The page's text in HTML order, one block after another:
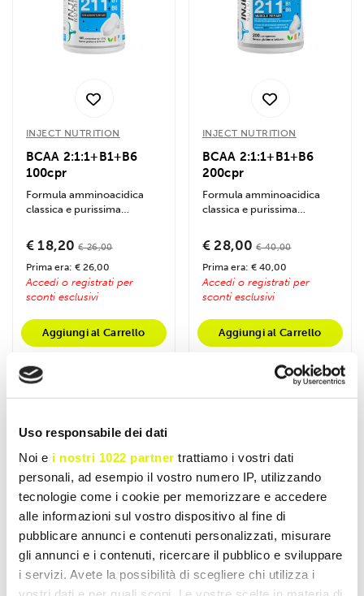
Uso responsabile dei dati
Noi e i nostri 1022 partner trattiamo i vostri dati
personali, ad esempio il vostro numero IP, utilizzando
tecnologie come i cookie per memorizzare e accedere
alle informazioni sul vostro dispositivo al fine di
pubblicare annunci e contenuti personalizzati, misurare
gli annunci e i contenuti, ricercare il pubblico e sviluppare
i servizi. Avete la possibilità di scegliere chi utilizza i
INJECT NUTRITION
BCAA 2:1:1+B1+B6
100cpr
Formula amminoacidica
classica e purissima
e B6. Sostiene la...
€ 18,20 € 26,00
Prima era: € 26,00
Accedi o registrati per
sconti esclusivi
Aggiungi al Carrello
INJECT NUTRITION
BCAA 2:1:1+B1+B6
200cpr
Formula amminoacidica
classica e purissima
e B6 in formato...
€ 28,00 € 40,00
Prima era: € 40,00
Accedi o registrati per
sconti esclusivi
Aggiungi al Carrello
- 15% - 15%